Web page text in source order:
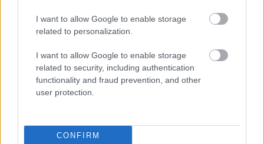
I want to allow Google to enable storage
related to personalization.
I want to allow Google to enable storage
related to security, including authentication
functionality and fraud prevention, and other
user protection.
CONFIRM
Ezt a hibát még Fred Vasseur sem
„Adrian csak elhozza azt a tiszta fókuszt a csúcs
mérnöknek, és az egész vállalkozást ebben a